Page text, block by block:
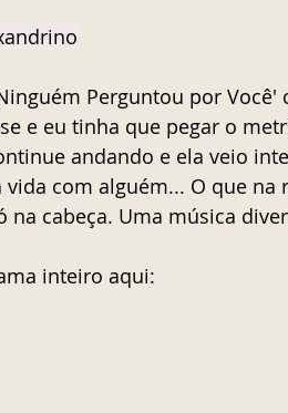
Perguntou por
e eu tinha que pegar o
andando e ela veio
com alguém... O que na
na cabeça. Uma música
inteiro aqui: